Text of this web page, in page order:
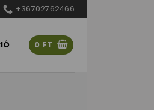
+36702762466
0 FT